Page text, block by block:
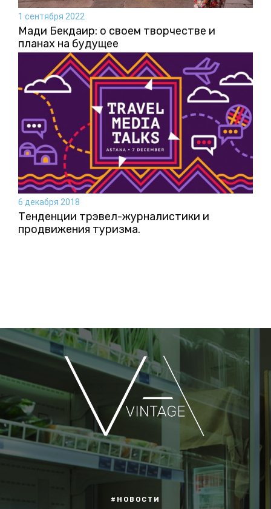
1 сентября 2022
Мади Бекдаир: о своем творчестве и
планах на будущее
6 декабря 2018
Тенденции трэвел-журналистики и
продвижения туризма.
#НОВОСТИ